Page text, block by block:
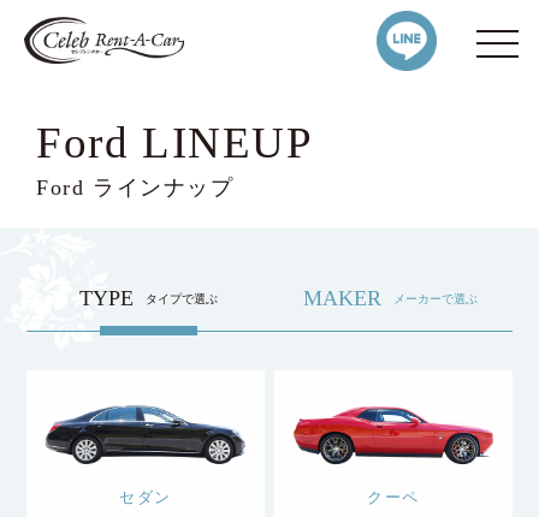
Ford LINEUP
Ford ラインナップ
TYPE タイプで選ぶ MAKER メーカーで選ぶ
セダン クーペ